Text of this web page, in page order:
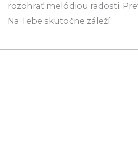
rozohrať melódiou radosti.
Na Tebe skutočne záleží.